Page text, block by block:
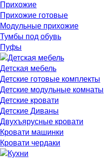
Прихожие
Прихожие готовые
Модульные прихожие
Тумбы под обувь
Пуфы
Детская мебель
Детские готовые комплекты
Детские модульные комнаты
Детские кровати
Детские Диваны
Двухъярусные кровати
Кровати машинки
Кровати чердаки